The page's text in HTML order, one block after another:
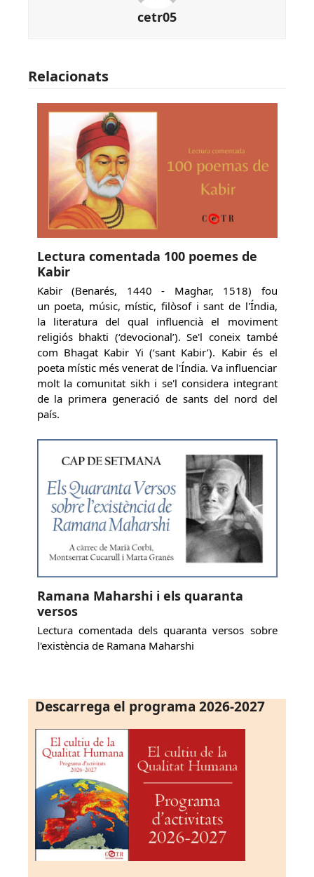
cetr05
Relacionats
Lectura comentada 100 poemes de
Kabir
Kabir (Benarés, 1440 - Maghar, 1518) fou
un poeta, músic, místic, filòsof i sant de l'Índia,
la literatura del qual influencià el moviment
religiós bhakti (‘devocional’). Se'l coneix també
com Bhagat Kabir Yi (‘sant Kabir’). Kabir és el
poeta místic més venerat de l'Índia. Va influenciar
molt la comunitat sikh i se'l considera integrant
de la primera generació de sants del nord del
país.
Ramana Maharshi i els quaranta
versos
Lectura comentada dels quaranta versos sobre
l'existència de Ramana Maharshi
Descarrega el programa 2026-2027